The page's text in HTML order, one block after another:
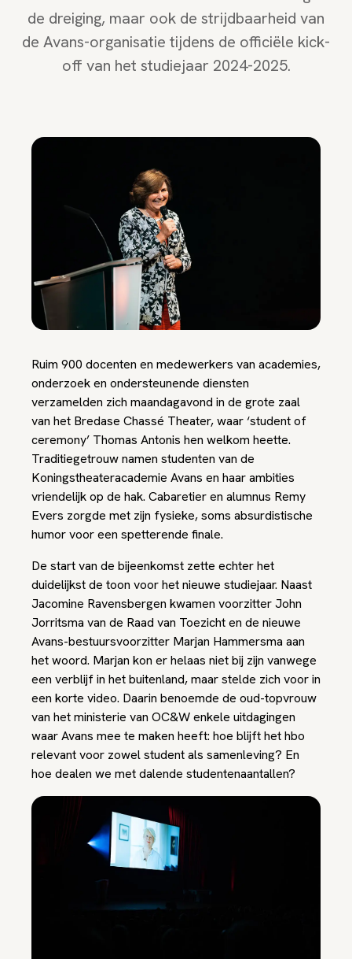
de dreiging, maar ook de strijdbaarheid van
de Avans-organisatie tijdens de officiële kick-
off van het studiejaar 2024-2025.
Ruim 900 docenten en medewerkers van academies,
onderzoek en ondersteunende diensten
verzamelden zich maandagavond in de grote zaal
van het Bredase Chassé Theater, waar ‘student of
ceremony’ Thomas Antonis hen welkom heette.
Traditiegetrouw namen studenten van de
Koningstheateracademie Avans en haar ambities
vriendelijk op de hak. Cabaretier en alumnus Remy
Evers zorgde met zijn fysieke, soms absurdistische
humor voor een spetterende finale.
De start van de bijeenkomst zette echter het
duidelijkst de toon voor het nieuwe studiejaar. Naast
Jacomine Ravensbergen kwamen voorzitter John
Jorritsma van de Raad van Toezicht en de nieuwe
Avans-bestuursvoorzitter Marjan Hammersma aan
het woord. Marjan kon er helaas niet bij zijn vanwege
een verblijf in het buitenland, maar stelde zich voor in
een korte video. Daarin benoemde de oud-topvrouw
van het ministerie van OC&W enkele uitdagingen
waar Avans mee te maken heeft: hoe blijft het hbo
relevant voor zowel student als samenleving? En
hoe dealen we met dalende studentenaantallen?